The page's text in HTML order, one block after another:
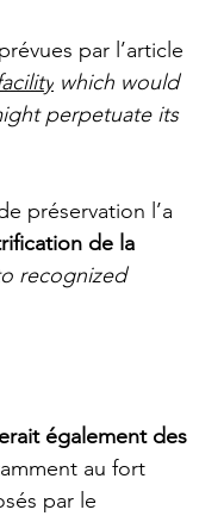
par l’article
which would
perpetuate its
préservation l’a
de la
recognized
également des
au fort
par le